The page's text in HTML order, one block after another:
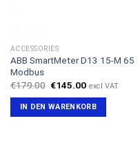
ACCESSORIES
ABB SmartMeter D13 15-M 65
Modbus
€179.00 Ursprünglicher
war:
€179.00
€145.00Aktueller
ist:
€145.00.
excl VAT
IN DEN WARENKORB